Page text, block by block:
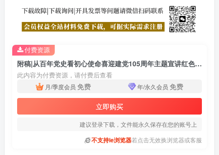
附稿|从百年党史看初心使命喜迎建党105周年主题宣讲红色风格党课团课思政PPT完整版
此内容为付费资源，请付费后查看
月/季度会员 免费 年/永久会员 免费
立即购买
建议登录下载，文件能永久保存在您的账号上
不支持ie浏览器若点击无效换浏览器或客服
付费资源